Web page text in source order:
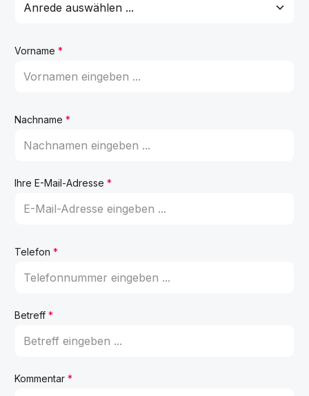
Vorname *
Nachname *
Ihre E-Mail-Adresse *
Telefon *
Betreff *
Kommentar *